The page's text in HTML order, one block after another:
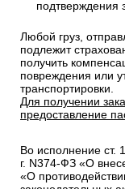
подтверждения
Любой груз,
подлежит
получить
повреждения или
транспортировки.
Для получении
предоставление
Во исполнение ст.
г. N374-ФЗ «О
«О